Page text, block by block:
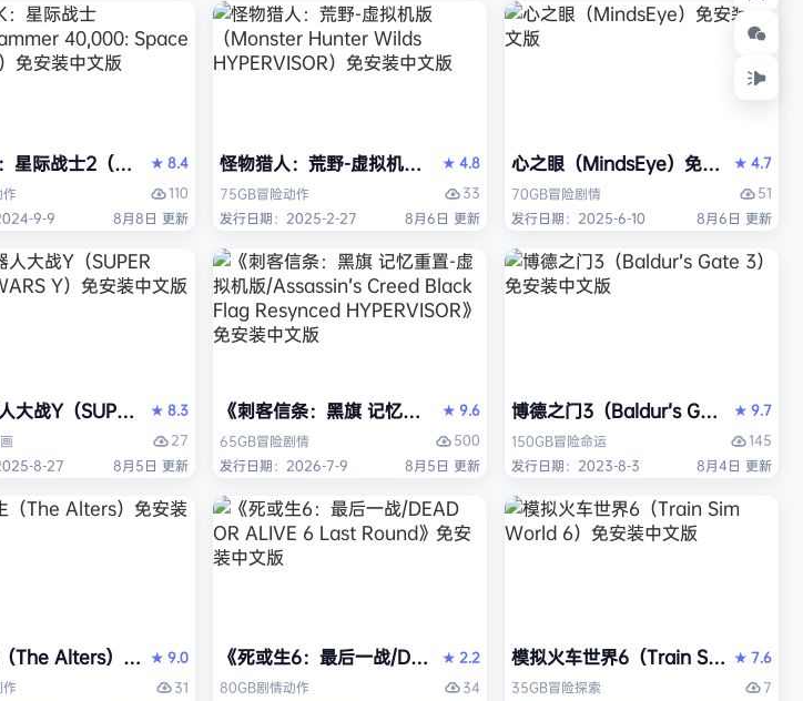
是…
中文版
中文版
星际战士2（Warhammer 40,000: Space Marine 2）免安装中文版
★8.4
作
110
9-9
8月8日 更新
怪物猎人：荒野-虚拟机版（Monster Hunter Wilds HYPERVISOR）免
★4.8
75GB冒险动作
33
发行日期：2025-2-27
8月6日 更新
心之眼（MindsEye）免安装中文版
★4.7
70GB冒险剧情
51
发行日期：2025-6-10
8月6日 更新
大战Y（SUPER ROBOT WARS Y）免安装中文版
★8.3
27
8-27
8月5日 更新
《刺客信条：黑旗 记忆重置-虚拟机版/Assassin’s Creed Black Flag
★9.6
65GB冒险剧情
500
发行日期：2026-7-9
8月5日 更新
博德之门3（Baldur’s Gate 3）免安
★9.7
150GB冒险命运
145
发行日期：2023-8-3
8月4日 更新
》免安装中文版
The Alters）免安装中文版
★9.0
作
31
《死或生6：最后一战/DEAD OR ALIVE 6 Last Round》免安装中文版
★2.2
80GB剧情动作
34
模拟火车世界6（Train Sim World
★7.6
35GB冒险探索
7